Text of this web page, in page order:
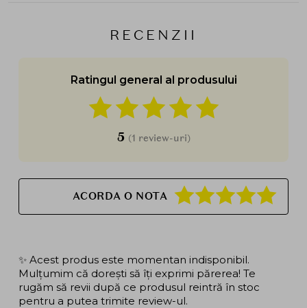
RECENZII
Ratingul general al produsului
5 (1 review-uri)
ACORDA O NOTA
✨ Acest produs este momentan indisponibil.
Mulțumim că dorești să îți exprimi părerea! Te
rugăm să revii după ce produsul reintră în stoc
pentru a putea trimite review-ul.